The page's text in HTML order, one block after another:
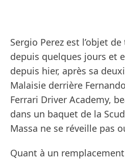
Sergio Perez est l’objet
depuis quelques jours et
depuis hier, après sa
Malaisie derrière
Ferrari Driver Academy,
dans un baquet de la
Massa ne se réveille pas
Quant à un